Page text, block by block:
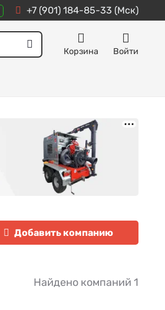
+7 (901) 184-85-33 (Мск)
Корзина Войти
Добавить компанию
Найдено компаний 1